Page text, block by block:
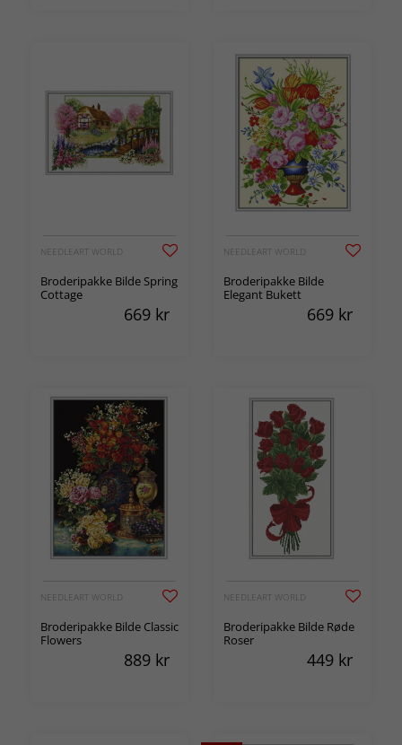
NEEDLEART WORLD
Broderipakke Bilde Spring
Cottage
669 kr
NEEDLEART WORLD
Broderipakke Bilde
Elegant Bukett
669 kr
NEEDLEART WORLD
Broderipakke Bilde Classic
Flowers
889 kr
NEEDLEART WORLD
Broderipakke Bilde Røde
Roser
449 kr